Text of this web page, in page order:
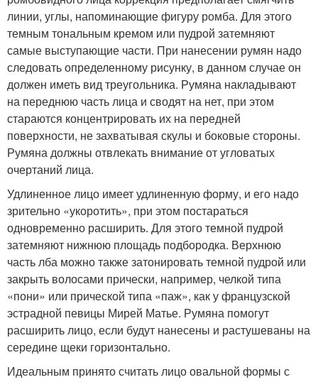
линии, углы, напоминающие фигуру ромба. Для этого
темным тональным кремом или пудрой затемняют
самые выступающие части. При нанесении румян надо
следовать определенному рисунку, в данном случае он
должен иметь вид треугольника. Румяна накладывают
на переднюю часть лица и сводят на нет, при этом
стараются концентрировать их на передней
поверхности, не захватывая скулы и боковые стороны.
Румяна должны отвлекать внимание от угловатых
очертаний лица.
Удлиненное лицо имеет удлиненную форму, и его надо
зрительно «укоротить», при этом постараться
одновременно расширить. Для этого темной пудрой
затемняют нижнюю площадь подбородка. Верхнюю
часть лба можно также затонировать темной пудрой или
закрыть волосами прически, например, челкой типа
«пони» или прической типа «паж», как у французской
эстрадной певицы Мирей Матье. Румяна помогут
расширить лицо, если будут нанесены и растушеваны на
середине щеки горизонтально.
Идеальным принято считать лицо овальной формы с